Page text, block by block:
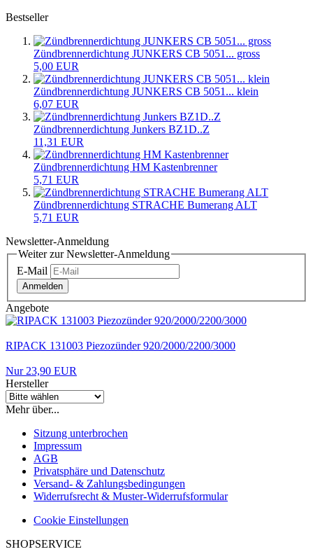
Bestseller
Zündbrennerdichtung JUNKERS CB 5051... gross
5,00 EUR
Zündbrennerdichtung JUNKERS CB 5051... klein
6,07 EUR
Zündbrennerdichtung Junkers BZ1D..Z
11,31 EUR
Zündbrennerdichtung HM Kastenbrenner
5,71 EUR
Zündbrennerdichtung STRACHE Bumerang ALT
5,71 EUR
Newsletter-Anmeldung
Weiter zur Newsletter-Anmeldung
E-Mail
Anmelden
Angebote
RIPACK 131003 Piezozünder 920/2000/2200/3000
Nur 23,90 EUR
Hersteller
Mehr über...
Sitzung unterbrochen
Impressum
AGB
Privatsphäre und Datenschutz
Versand- & Zahlungsbedingungen
Widerrufsrecht & Muster-Widerrufsformular
Cookie Einstellungen
SHOPSERVICE